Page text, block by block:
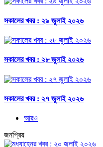
সকালের খবর : ২৯ জুলাই ২০২৬
সকালের খবর : ২৮ জুলাই ২০২৬
সকালের খবর : ২৭ জুলাই ২০২৬
আরও
জনপ্রিয়